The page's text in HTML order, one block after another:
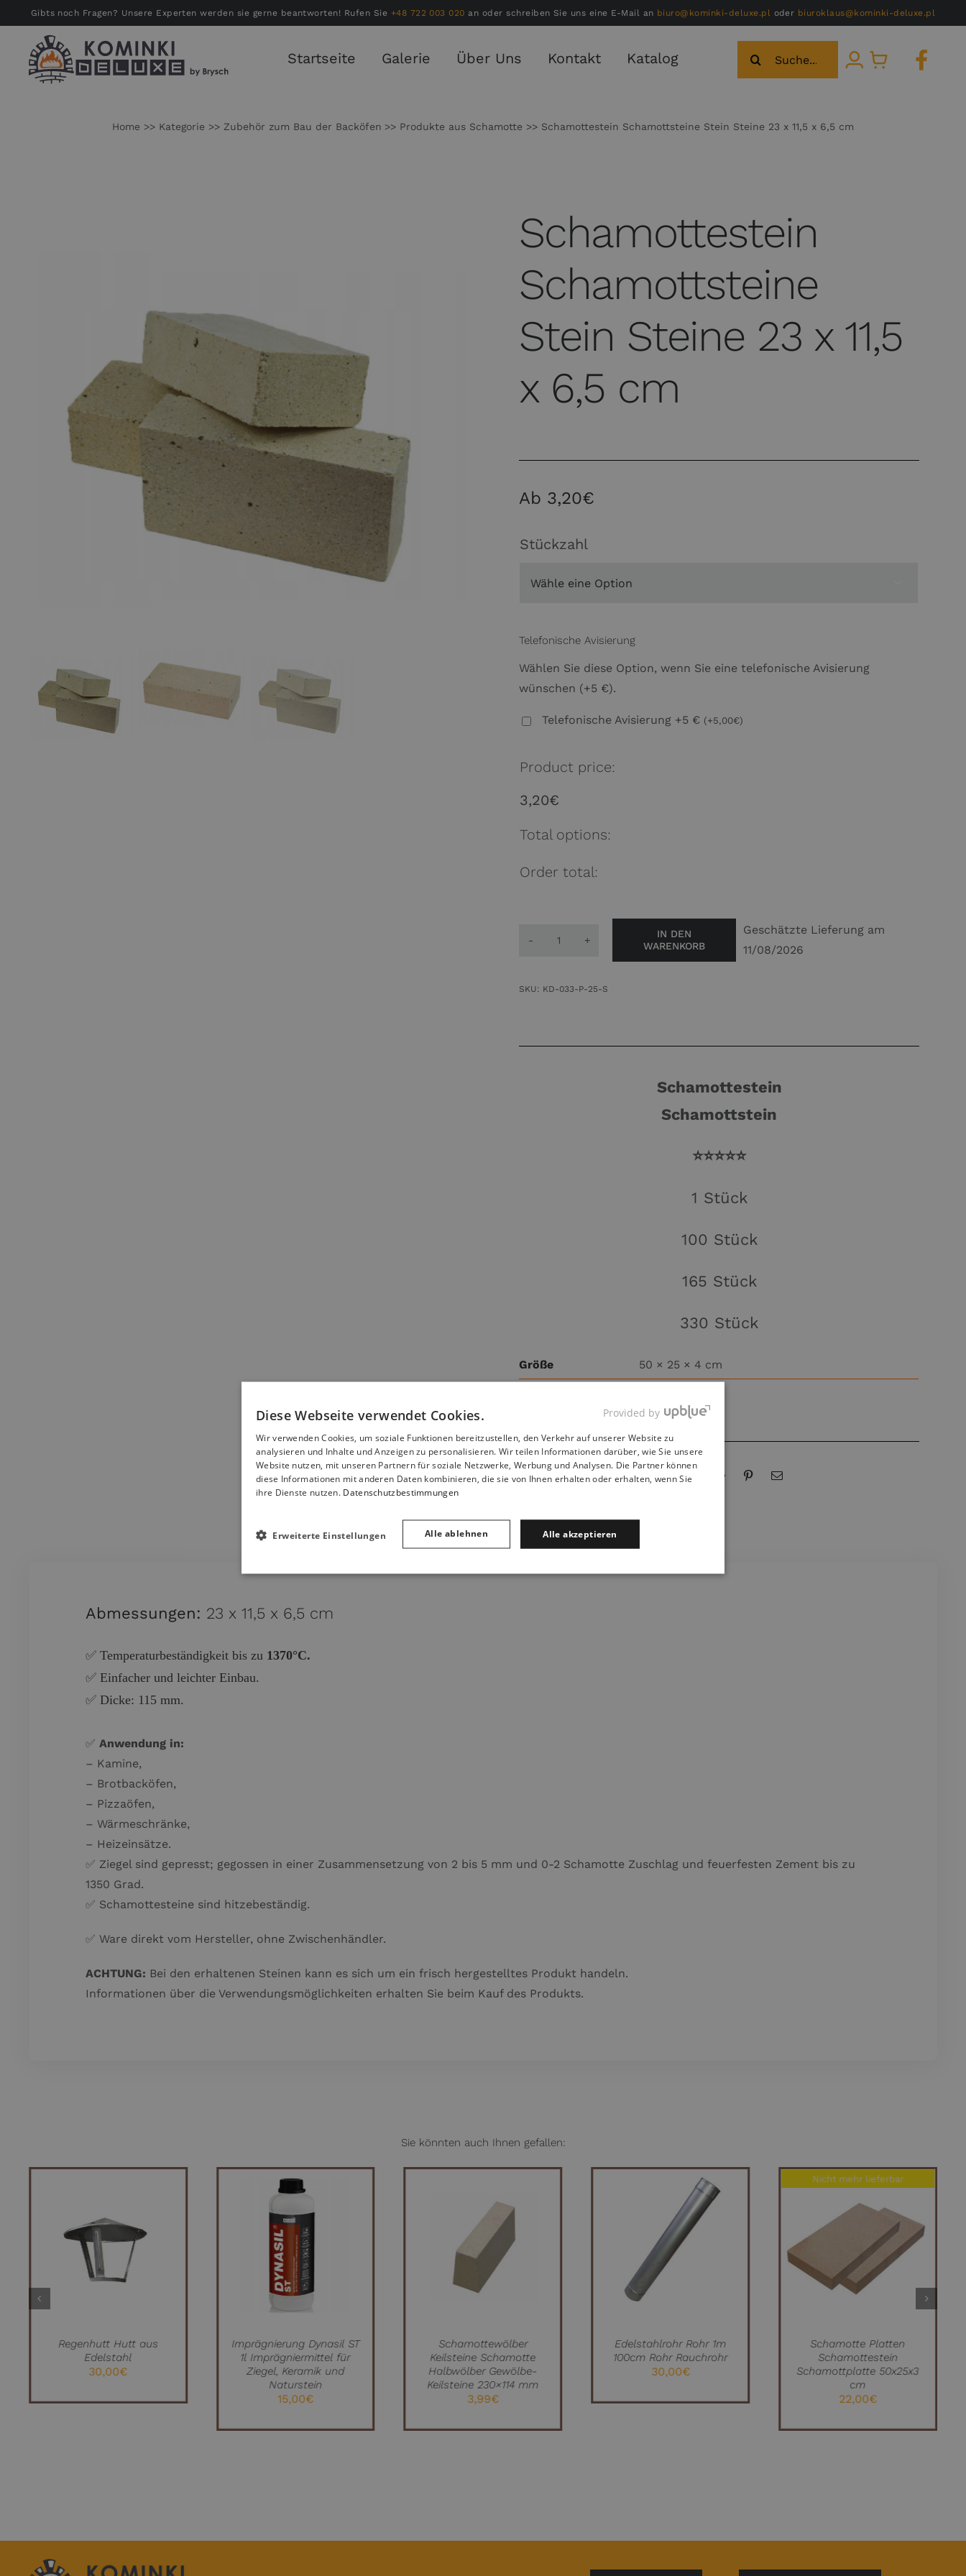
Inhalt
springen
Gibts noch Fragen? Unsere Experten werden sie gerne beantworten! Rufen Sie +48 722 003 020 an oder schreiben Sie uns eine E-Mail an biuro@kominki-deluxe.pl oder biuroklaus@kominki-deluxe.pl
Startseite Galerie Über Uns Kontakt Katalog
nach:
Home Kategorie Zubehör zum Bau der Backöfen Produkte aus Schamotte Schamottestein Schamottsteine Stein Steine 23 x 11,5 x 6,5 cm
Schamottestein
Schamottsteine
Stein Steine 23 x 11,5
x 6,5 cm
Ab 3,20€
Stückzahl
Telefonische Avisierung
Wählen Sie diese Option, wenn Sie eine telefonische Avisierung
wünschen (+5 €).
Telefonische Avisierung +5 € (+5,00€)
Product price:
3,20€
Total options:
Order total:
Schamottestein
Stein
x
IN DEN
WARENKORB
Geschätzte Lieferung am
11/08/2026
SKU: KD-033-P-25-S
Schamottestein
Schamottstein
⭐️⭐️⭐️⭐️⭐️
1 Stück
100 Stück
165 Stück
330 Stück
Größe 50 × 25 × 4 cm
Abmessungen: 23 x 11,5 x 6,5 cm
✅ Temperaturbeständigkeit bis zu 1370°C.
✅ Einfacher und leichter Einbau.
✅ Dicke: 115 mm.
✅ Anwendung in:
– Kamine,
– Brotbacköfen,
– Pizzaöfen,
– Wärmeschränke,
– Heizeinsätze.
✅ Ziegel sind gepresst; gegossen in einer Zusammensetzung von 2 bis 5 mm und 0-2 Schamotte Zuschlag und feuerfesten Zement bis zu
1350 Grad.
✅ Schamottesteine sind hitzebeständig.
✅ Ware direkt vom Hersteller, ohne Zwischenhändler.
ACHTUNG: Bei den erhaltenen Steinen kann es sich um ein frisch hergestelltes Produkt handeln.
Informationen über die Verwendungsmöglichkeiten erhalten Sie beim Kauf des Produkts.
Sie könnten auch Ihnen gefallen:
IN DEN WARENKORB
QUICK VIEW
Regenhutt Hutt aus
Edelstahl
30,00€
IN DEN WARENKORB
QUICK VIEW
Imprägnierung Dynasil ST
1l Imprägniermittel für
Ziegel, Keramik und
Naturstein
15,00€
IN DEN WARENKORB
QUICK VIEW
Schamottewölber
Keilsteine Schamotte
Halbwölber Gewölbe-
Keilsteine 230×114 mm
3,99€
IN DEN WARENKORB
QUICK VIEW
Edelstahlrohr Rohr 1m
100cm Rohr Rauchrohr
30,00€
Nicht mehr lieferbar
QUICK VIEW
Schamotte Platten
Schamottestein
Schamottplatte 50x25x3
cm
22,00€
Diese Webseite verwendet Cookies. Provided by
Wir verwenden Cookies, um soziale Funktionen bereitzustellen, den Verkehr auf unserer Website zu
analysieren und Inhalte und Anzeigen zu personalisieren. Wir teilen Informationen darüber, wie Sie unsere
Website nutzen, mit unseren Partnern für soziale Netzwerke, Werbung und Analysen. Die Partner können
diese Informationen mit anderen Daten kombinieren, die sie von Ihnen erhalten oder erhalten, wenn Sie
ihre Dienste nutzen. Datenschutzbestimmungen
Alle akzeptieren
Alle ablehnen
Erweiterte Einstellungen